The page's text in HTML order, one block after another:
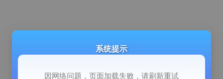
系统提示
因网络问题，页面加载失败，请刷新重试